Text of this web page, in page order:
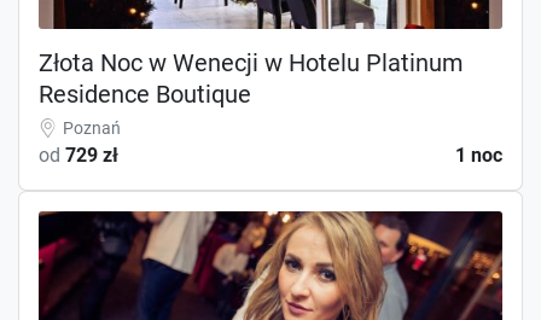
Złota Noc w Wenecji w Hotelu Platinum
Residence Boutique
Poznań
od 729 zł 1 noc